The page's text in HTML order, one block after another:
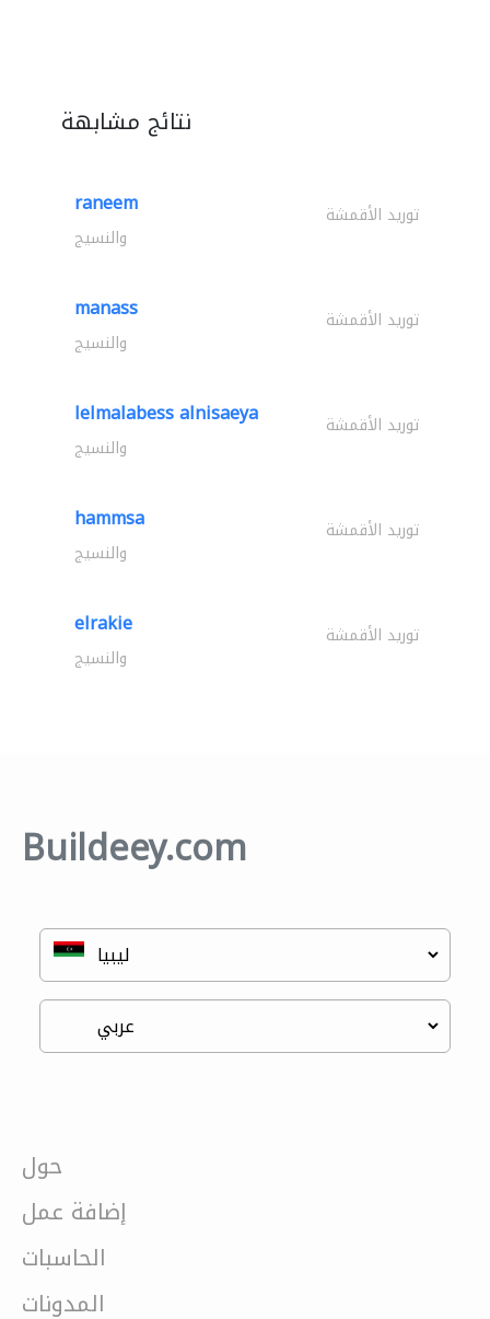
نتائج مشابهة
raneem توريد الأقمشة
والنسيج
manass توريد الأقمشة
والنسيج
lelmalabess alnisaeya توريد الأقمشة
والنسيج
hammsa توريد الأقمشة
والنسيج
elrakie توريد الأقمشة
والنسيج
Buildeey.com
حول
إضافة عمل
الحاسبات
المدونات